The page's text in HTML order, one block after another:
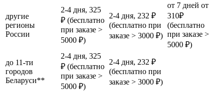
другие
регионы
России
2-4 дня, 325
₽ (бесплатно
при заказе >
5000 ₽)
2-4 дня, 232 ₽
(бесплатно при
заказе > 3000 ₽)
от 7 дней от
310₽
(бесплатно
при заказе >
5000 ₽)
до 11-ти
городов
Беларуси**
2-4 дня, 325
₽ (бесплатно
при заказе >
5000 ₽)
2-4 дня, 232 ₽
(бесплатно при
заказе > 3000 ₽)